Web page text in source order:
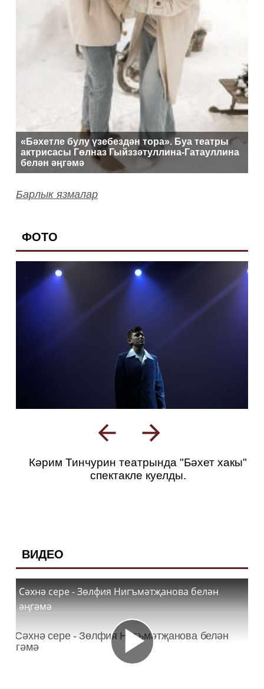
«Бәхетле булу үзебездән тора». Буа театры
актрисасы Гөлназ Гыйззәтуллина-Гатауллина
белән әңгәмә
Барлык язмалар
ФОТО
Кәрим Тинчурин театрында "Бәхет хакы"
спектакле куелды.
ВИДЕО
Сәхнә сере - Зөлфия Нигъмәтҗанова белән
әңгәмә